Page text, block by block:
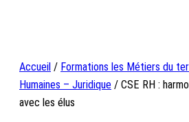
Accueil / Formations les Métiers du
Humaines – Juridique / CSE RH :
avec les élus